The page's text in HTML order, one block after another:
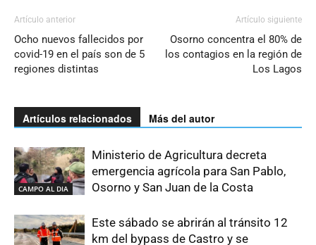
Artículo anterior
Ocho nuevos fallecidos por
covid-19 en el país son de 5
regiones distintas
Artículo siguiente
Osorno concentra el 80% de
los contagios en la región de
Los Lagos
Artículos relacionados Más del autor
CAMPO AL DIA
Ministerio de Agricultura decreta
emergencia agrícola para San Pablo,
Osorno y San Juan de la Costa
Este sábado se abrirán al tránsito 12
km del bypass de Castro y se